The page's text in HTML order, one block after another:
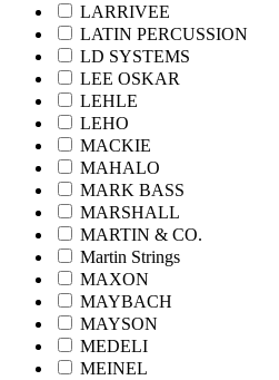
LARRIVEE
LATIN PERCUSSION
LD SYSTEMS
LEE OSKAR
LEHLE
LEHO
MACKIE
MAHALO
MARK BASS
MARSHALL
MARTIN & CO.
Martin Strings
MAXON
MAYBACH
MAYSON
MEDELI
MEINEL